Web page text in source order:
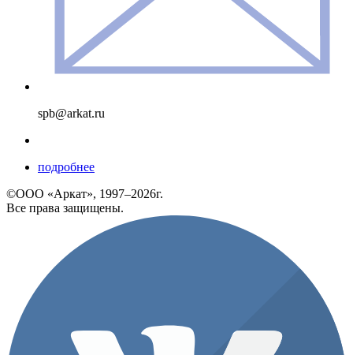
spb@arkat.ru
подробнее
©ООО «Аркат», 1997–2026г.
Все права защищены.